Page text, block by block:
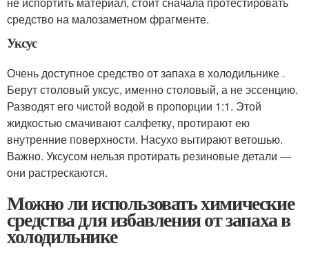
средство на малозаметном фрагменте.
Уксус
Очень доступное средство от запаха в холодильнике .
Берут столовый уксус, именно столовый, а не эссенцию.
Разводят его чистой водой в пропорции 1:1. Этой
жидкостью смачивают салфетку, протирают ею
внутренние поверхности. Насухо вытирают ветошью.
Важно. Уксусом нельзя протирать резиновые детали —
они растрескаются.
Можно ли использовать химические
средства для избавления от запаха в
холодильнике